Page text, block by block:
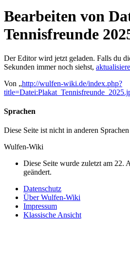
Bearbeiten von
Tennisfreunde
Der Editor wird jetzt geladen. Falls du
Sekunden immer noch siehst,
Von „http://wulfen-wiki.de/index.php?
Sprachen
Diese Seite ist nicht in anderen
Wulfen-Wiki
Diese Seite wurde zuletzt am 22.
geändert.
Datenschutz
Über Wulfen-Wiki
Impressum
Klassische Ansicht